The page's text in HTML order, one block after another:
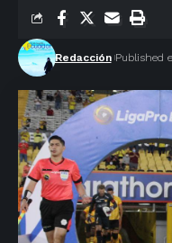
Redacción Published